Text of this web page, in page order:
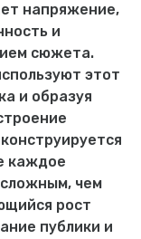
напряжение,
и
сюжета.
этот
и образуя
каждое
чем
рост
публики и